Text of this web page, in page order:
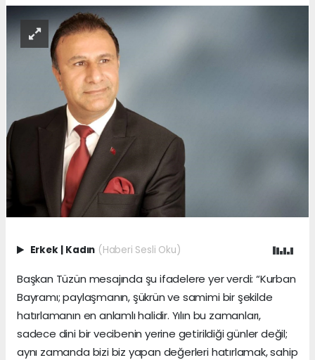
Erkek | Kadın (Haberi Sesli Oku)
Başkan Tüzün mesajında şu ifadelere yer verdi: “Kurban
Bayramı; paylaşmanın, şükrün ve samimi bir şekilde
hatırlamanın en anlamlı halidir. Yılın bu zamanları,
sadece dini bir vecibenin yerine getirildiği günler değil;
aynı zamanda bizi biz yapan değerleri hatırlamak, sahip